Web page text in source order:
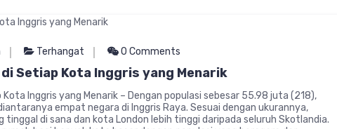
Terhangat 0 Comments
Setiap Kota Inggris yang Menarik
Inggris yang Menarik – Dengan populasi sebesar 55.98 juta (218),
empat negara di Inggris Raya. Sesuai dengan ukurannya,
tinggal di sana dan kota London lebih tinggi daripada seluruh Skotlandia.